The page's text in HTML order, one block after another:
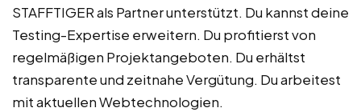
STAFFTIGER als Partner unterstützt. Du kannst deine
Testing-Expertise erweitern. Du profitierst von
regelmäßigen Projektangeboten. Du erhältst
transparente und zeitnahe Vergütung. Du arbeitest
mit aktuellen Webtechnologien.